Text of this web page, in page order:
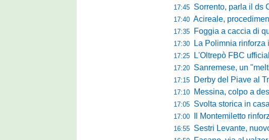
17:45 Sorrento, parla il ds
17:40 Acireale,
17:35 Foggia a caccia di
17:30 La Polimnia rinforza il
17:25 L'Oltrepò FBC
17:20 Sanremese, un
17:15 Derby del Piave al
17:10 Messina, colpo a
17:05 Svolta storica in casa
17:00 Il Montemiletto
16:55 Sestri Levante, nuovo